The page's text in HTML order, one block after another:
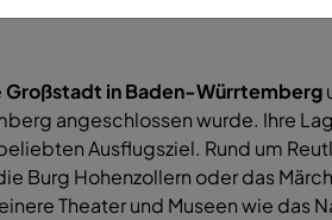
Großstadt in Baden-Würrtemberg
angeschlossen wurde. Ihre
Ausflugsziel. Rund um
Burg Hohenzollern oder das
Theater und Museen wie das